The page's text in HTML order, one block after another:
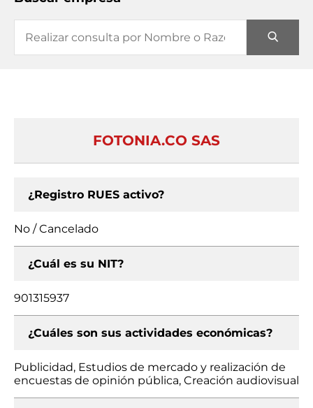
FOTONIA.CO SAS
¿Registro RUES activo?
No / Cancelado
¿Cuál es su NIT?
901315937
¿Cuáles son sus actividades económicas?
Publicidad, Estudios de mercado y realización de
encuestas de opinión pública, Creación audiovisual